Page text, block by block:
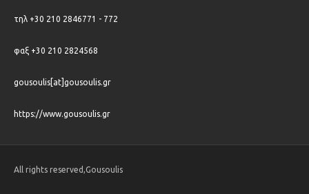
τηλ +30 210 2846771 - 772
φαξ +30 210 2824568
gousoulis[at]gousoulis.gr
https://www.gousoulis.gr
All rights reserved,Gousoulis